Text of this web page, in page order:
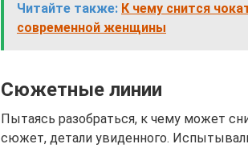
Читайте также: К чему снится
современной женщины
Сюжетные линии
Пытаясь разобраться, к чему может
сюжет, детали увиденного.